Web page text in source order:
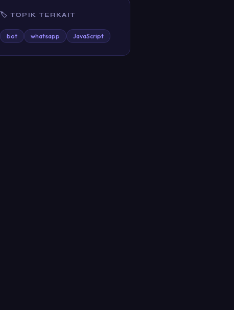
🏷 TOPIK TERKAIT
bot whatsapp JavaScript